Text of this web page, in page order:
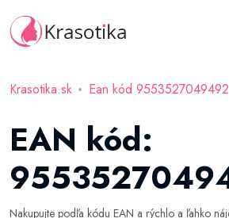
Krasotika.sk Ean kód 9553527049492
EAN kód:
Nakupujte podľa kódu EAN a rýchlo a ľahko